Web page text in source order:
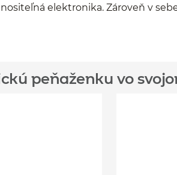
elektronika. Zároveň v
peňaženku vo